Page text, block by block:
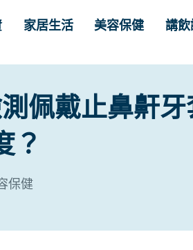
家居生活 美容保健 講
佩戴止鼻鼾牙
？
保健